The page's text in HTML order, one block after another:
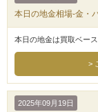
本日の地金相場-金・
本日の地金は買取ベー
2025年09月19日